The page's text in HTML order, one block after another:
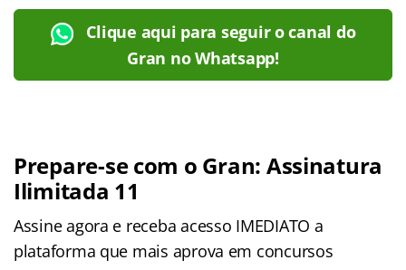
Clique aqui para seguir o canal do
Gran no Whatsapp!
Prepare-se com o Gran: Assinatura
Ilimitada 11
Assine agora e receba acesso IMEDIATO a
plataforma que mais aprova em concursos